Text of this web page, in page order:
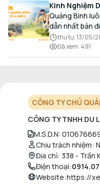
Kinh Nghiệm
Đến Z Chi
Quảng Bình
dẫn nhất bản
thống hang
nét ẩm thực
thứ tư, 13/05/
Đã xem: 491
CÔNG TY CHỦ
CÔNG TY TNHH DU
M.S.D.N:
Chịu trách nhiệm:
Địa chỉ: 338 - Trần
Điện thoại:
Website:https://